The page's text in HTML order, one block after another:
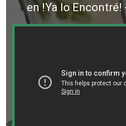
en !Ya lo Encontré!